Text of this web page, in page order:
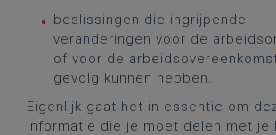
beslissingen die ingrijpende
veranderingen voor de
of voor de
gevolg kunnen hebben.
Eigenlijk gaat het in essentie om
informatie die je moet delen met je